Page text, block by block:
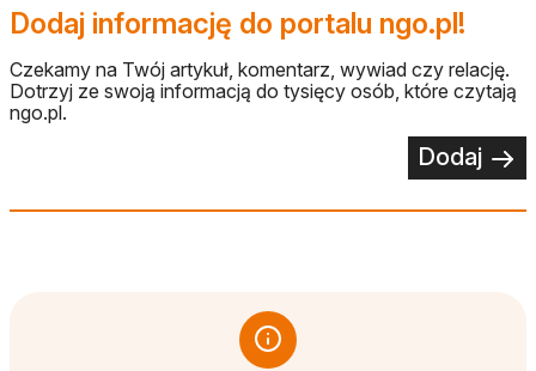
Dodaj informację do portalu ngo.pl!
Czekamy na Twój artykuł, komentarz, wywiad czy relację.
Dotrzyj ze swoją informacją do tysięcy osób, które czytają
ngo.pl.
Dodaj